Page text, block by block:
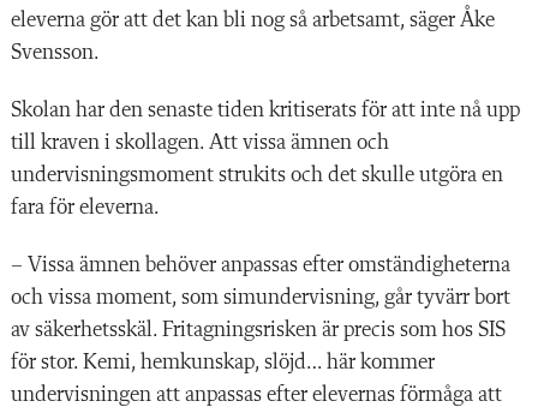
eleverna gör att det kan bli nog så arbetsamt, säger Åke
Svensson.
Skolan har den senaste tiden kritiserats för att inte nå upp
till kraven i skollagen. Att vissa ämnen och
undervisningsmoment strukits och det skulle utgöra en
fara för eleverna.
– Vissa ämnen behöver anpassas efter omständigheterna
och vissa moment, som simundervisning, går tyvärr bort
av säkerhetsskäl. Fritagningsrisken är precis som hos SIS
för stor. Kemi, hemkunskap, slöjd… här kommer
undervisningen att anpassas efter elevernas förmåga att